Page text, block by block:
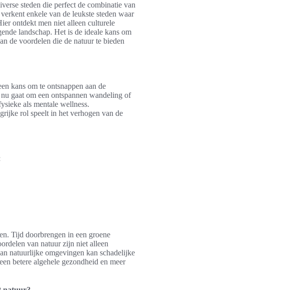
steden die perfect de combinatie van
enkele van de leukste steden waar
ontdekt men niet alleen culturele
landschap. Het is de ideale kans om
de voordelen die de natuur te bieden
kans om te ontsnappen aan de
gaat om een ontspannen wandeling of
als mentale wellness.
rol speelt in het verhogen van de
Tijd doorbrengen in een groene
van natuur zijn niet alleen
natuurlijke omgevingen kan schadelijke
betere algehele gezondheid en meer